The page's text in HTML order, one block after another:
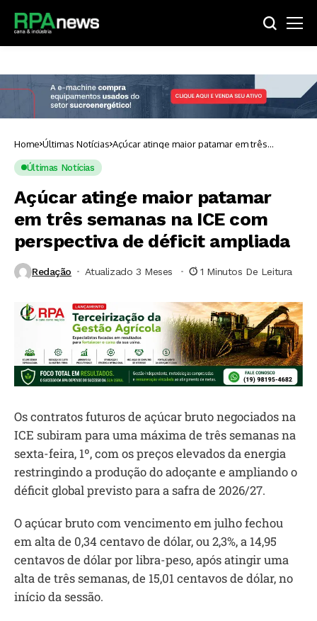
Home Últimas Notícias Açúcar atinge maior patamar em três
semanas na ICE com perspectiva de déficit
Últimas Notícias
Açúcar atinge maior patamar
em três semanas na ICE com
perspectiva de déficit ampliada
Redação Atualizado 3 Meses ⁮ 1 Minutos De Leitura
Os contratos futuros de açúcar bruto negociados na
ICE subiram para uma máxima de três semanas na
sexta-feira, 1º, com os preços elevados da energia
restringindo a produção do adoçante e ampliando o
déficit global previsto para a safra de 2026/27.
O açúcar bruto com vencimento em julho fechou
em alta de 0,34 centavo de dólar, ou 2,3%, a 14,95
centavos de dólar por libra-peso, após atingir uma
alta de três semanas, de 15,01 centavos de dólar, no
início da sessão.